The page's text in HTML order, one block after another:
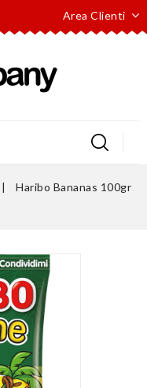
Area Clienti
Haribo Bananas 100gr